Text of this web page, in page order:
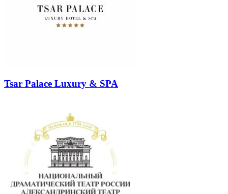
Tsar Palace Luxury & SPA